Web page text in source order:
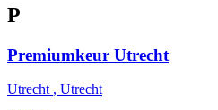
P
Premiumkeur Utrecht
Utrecht , Utrecht